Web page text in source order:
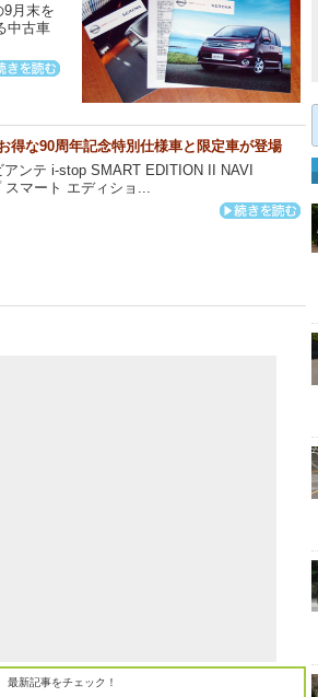
月末を
中古車
得な90周年記念特別仕様車と限定車が登場
ンテ i-stop SMART EDITION II NAVI
マート エディショ...
最新記事をチェック！